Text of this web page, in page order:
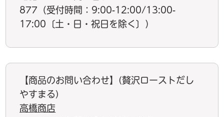
877（受付時間：9:00-12:00/13:00-
17:00〔土・日・祝日を除く〕）
【商品のお問い合わせ】(贅沢ローストだし
やすまる)
高橋商店